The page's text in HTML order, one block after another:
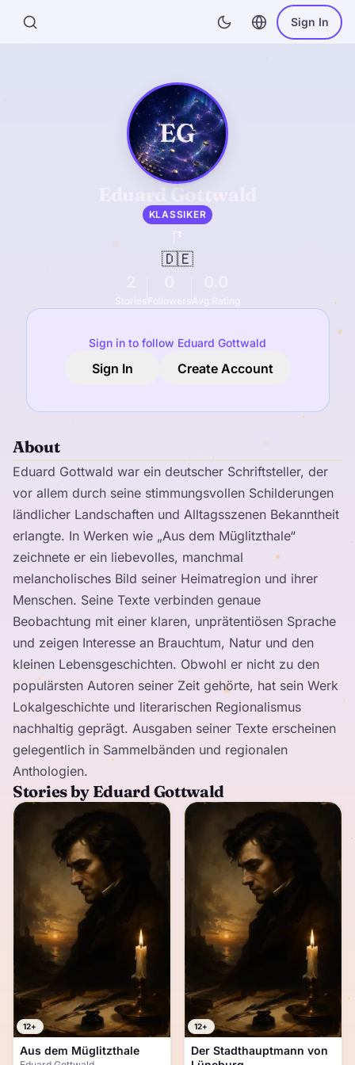
Sign In
EG
Eduard Gottwald
KLASSIKER
🇩🇪
Sign in to follow Eduard Gottwald
Sign In Create Account
About
Eduard Gottwald war ein deutscher Schriftsteller, der
vor allem durch seine stimmungsvollen Schilderungen
ländlicher Landschaften und Alltagsszenen Bekanntheit
erlangte. In Werken wie „Aus dem Müglitzthale“
zeichnete er ein liebevolles, manchmal
melancholisches Bild seiner Heimatregion und ihrer
Menschen. Seine Texte verbinden genaue
Beobachtung mit einer klaren, unprätentiösen Sprache
und zeigen Interesse an Brauchtum, Natur und den
kleinen Lebensgeschichten. Obwohl er nicht zu den
populärsten Autoren seiner Zeit gehörte, hat sein Werk
Lokalgeschichte und literarischen Regionalismus
nachhaltig geprägt. Ausgaben seiner Texte erscheinen
gelegentlich in Sammelbänden und regionalen
Anthologien.
Stories by Eduard Gottwald
12+
Aus dem Müglitzthale
12+
Der Stadthauptmann von